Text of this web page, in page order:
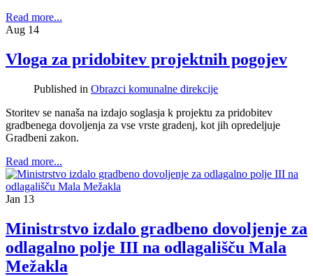
Read more...
Aug 14
Vloga za pridobitev projektnih pogojev
Published in Obrazci komunalne direkcije
Storitev se nanaša na izdajo soglasja k projektu za pridobitev
gradbenega dovoljenja za vse vrste gradenj, kot jih opredeljuje
Gradbeni zakon.
Read more...
Jan 13
Ministrstvo izdalo gradbeno dovoljenje za
odlagalno polje III na odlagališču Mala
Mežakla